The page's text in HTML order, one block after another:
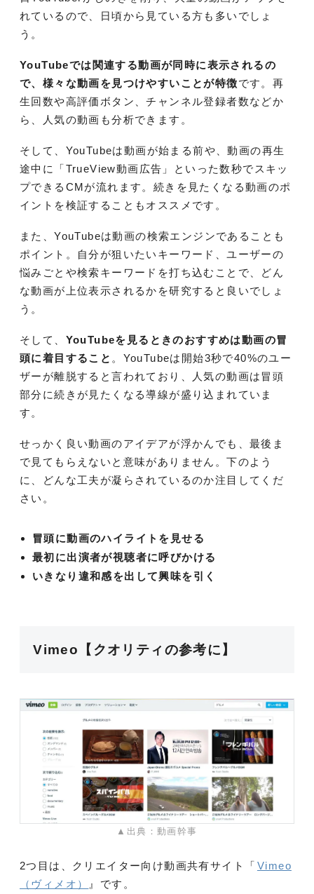
れているので、日頃から見ている方も多いでしょ
う。
YouTubeでは関連する動画が同時に表示されるの
で、様々な動画を見つけやすいことが特徴です。再
生回数や高評価ボタン、チャンネル登録者数などか
ら、人気の動画も分析できます。
そして、YouTubeは動画が始まる前や、動画の再生
途中に「TrueView動画広告」といった数秒でスキッ
プできるCMが流れます。続きを見たくなる動画のポ
イントを検証することもオススメです。
また、YouTubeは動画の検索エンジンであることも
ポイント。自分が狙いたいキーワード、ユーザーの
悩みごとや検索キーワードを打ち込むことで、どん
な動画が上位表示されるかを研究すると良いでしょ
う。
そして、 YouTubeを見るときのおすすめは動画の冒
頭に着目すること 。YouTubeは開始3秒で40%のユー
ザーが離脱すると言われており、人気の動画は冒頭
部分に続きが見たくなる導線が盛り込まれていま
す。
せっかく良い動画のアイデアが浮かんでも、最後ま
で見てもらえないと意味がありません。下のよう
に、どんな工夫が凝らされているのか注目してくだ
さい。
冒頭に動画のハイライトを見せる
最初に出演者が視聴者に呼びかける
いきなり違和感を出して興味を引く
Vimeo【クオリティの参考に】
▲出典：動画幹事
2つ目は、クリエイター向け動画共有サイト「 Vimeo
（ヴィメオ）
』です。